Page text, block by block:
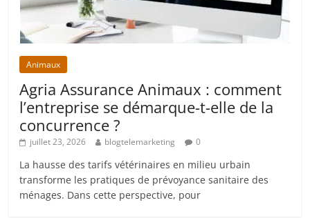
Animaux
Agria Assurance Animaux : comment
l’entreprise se démarque-t-elle de la
concurrence ?
juillet 23, 2026 blogtelemarketing 0
La hausse des tarifs vétérinaires en milieu urbain
transforme les pratiques de prévoyance sanitaire des
ménages. Dans cette perspective, pour